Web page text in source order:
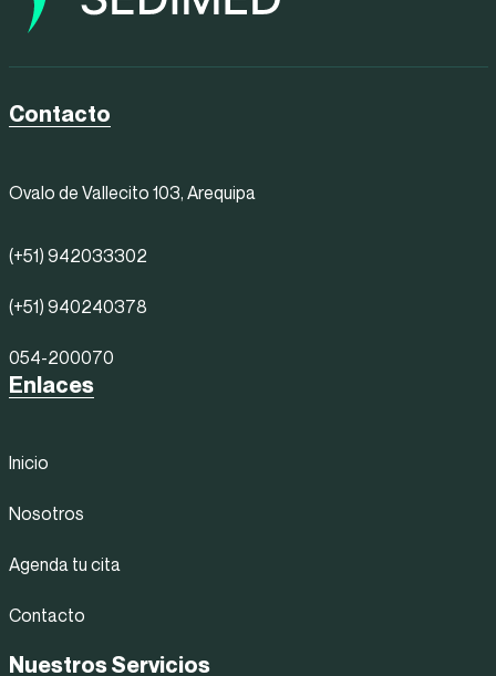
Contacto
Ovalo de Vallecito 103, Arequipa
(+51) 942033302
(+51) 940240378
054-200070
Enlaces
Inicio
Nosotros
Agenda tu cita
Contacto
Nuestros Servicios